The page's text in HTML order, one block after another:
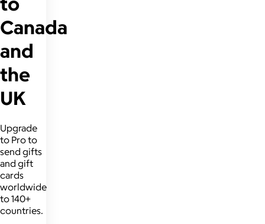
Canada
and
the
UK
Upgrade
to Pro to
send gifts
and gift
cards
worldwide
to 140+
countries.